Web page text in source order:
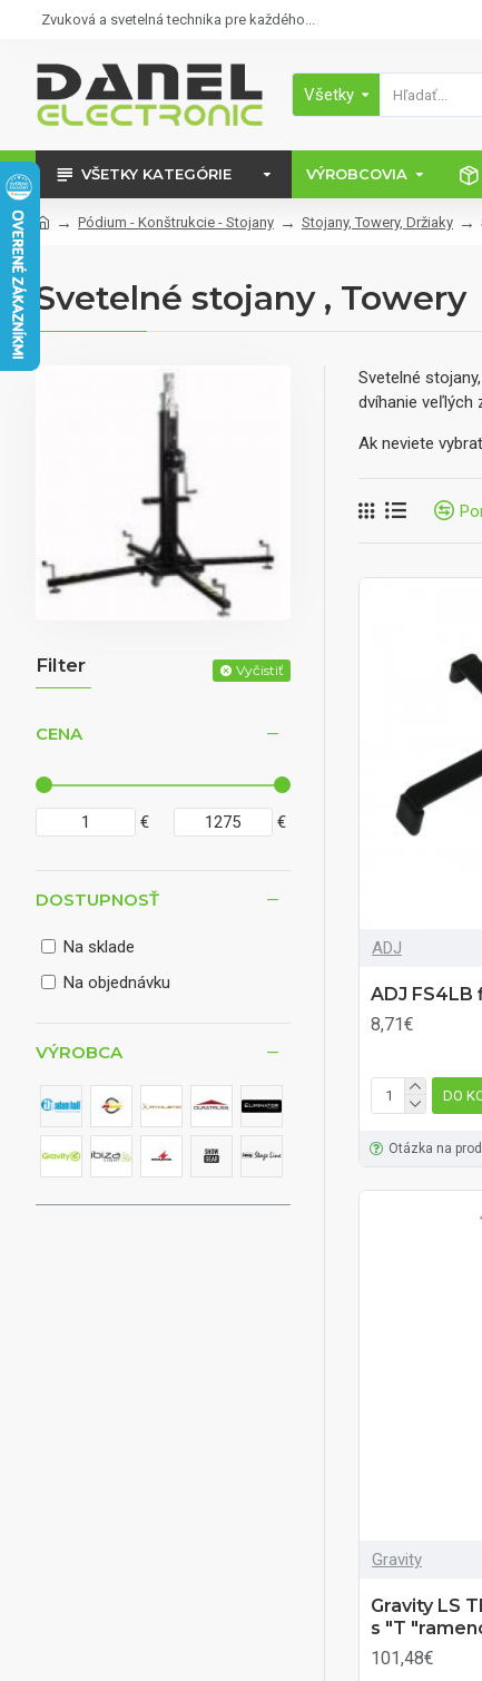
Zvuková a svetelná technika pre každého...
Všetky
VŠETKY KATEGÓRIE VÝROBCOVIA
Pódium - Konštrukcie - Stojany Stojany, Towery, Držiaky
Svetelné stojany , Towery
Filter Vyčistiť
CENA
€ €
VÝROBCA
DOSTUPNOSŤ
Na sklade
Na objednávku
Svetelné
dvíhanie veľlých
Ak neviete
ADJ
ADJ
8,71€
DO
Otázka na
Gravity
Gravity LS
s "T
101,48€